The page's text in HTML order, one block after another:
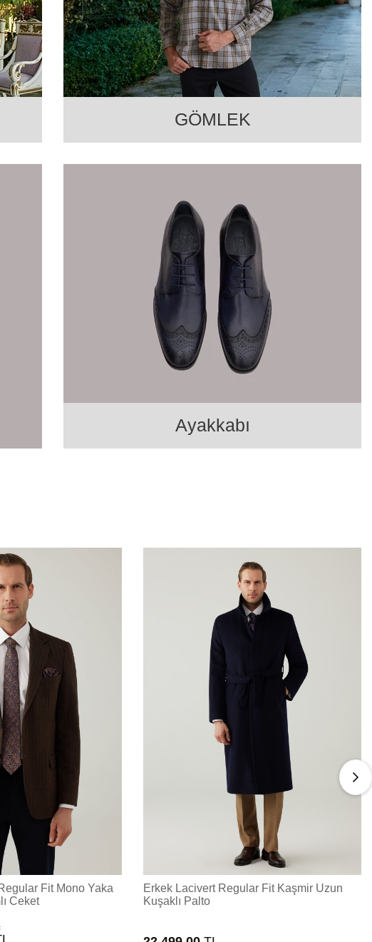
GÖMLEK
Ayakkabı
Fit Mono Yaka
Ceket
Erkek Lacivert Regular Fit Kaşmir Uzun
Kuşaklı Palto